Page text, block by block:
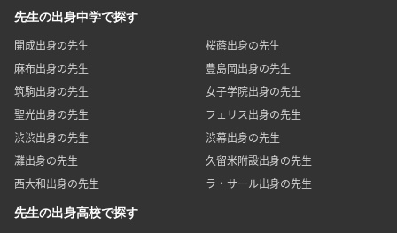
先生の出身中学で探す
開成出身の先生
桜蔭出身の先生
麻布出身の先生
豊島岡出身の先生
筑駒出身の先生
女子学院出身の先生
聖光出身の先生
フェリス出身の先生
渋渋出身の先生
渋幕出身の先生
灘出身の先生
久留米附設出身の先生
西大和出身の先生
ラ・サール出身の先生
先生の出身高校で探す